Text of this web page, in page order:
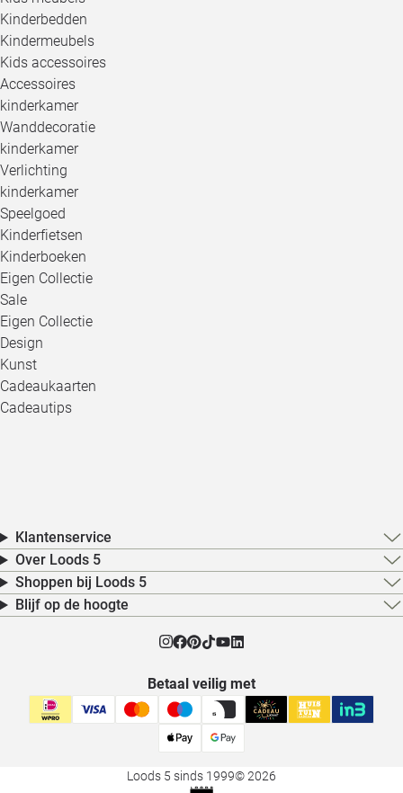
Kinderbedden
Kindermeubels
Kids accessoires
Accessoires
kinderkamer
Wanddecoratie
kinderkamer
Verlichting
kinderkamer
Speelgoed
Kinderfietsen
Kinderboeken
Eigen Collectie
Sale
Eigen Collectie
Design
Kunst
Cadeaukaarten
Cadeautips
Klantenservice
Over Loods 5
Shoppen bij Loods 5
Blijf op de hoogte
Betaal veilig met
Loods 5 sinds 1999© 2026